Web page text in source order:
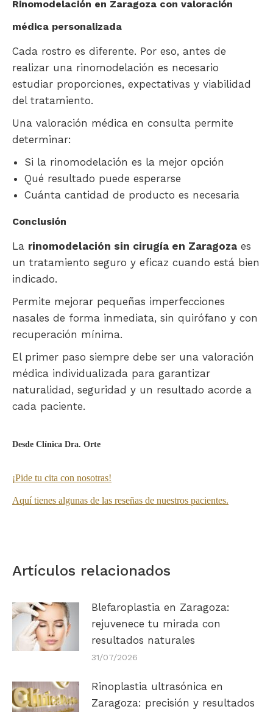
Rinomodelación en Zaragoza con valoración
médica personalizada
Cada rostro es diferente. Por eso, antes de
realizar una rinomodelación es necesario
estudiar proporciones, expectativas y viabilidad
del tratamiento.
Una valoración médica en consulta permite
determinar:
Si la rinomodelación es la mejor opción
Qué resultado puede esperarse
Cuánta cantidad de producto es necesaria
Conclusión
La rinomodelación sin cirugía en Zaragoza es
un tratamiento seguro y eficaz cuando está bien
indicado.
Permite mejorar pequeñas imperfecciones
nasales de forma inmediata, sin quirófano y con
recuperación mínima.
El primer paso siempre debe ser una valoración
médica individualizada para garantizar
naturalidad, seguridad y un resultado acorde a
cada paciente.
Desde Clínica Dra. Orte
¡Pide tu cita con nosotras!
Aquí tienes algunas de las reseñas de nuestros pacientes.
Artículos relacionados
Blefaroplastia en Zaragoza:
rejuvenece tu mirada con
resultados naturales
31/07/2026
Rinoplastia ultrasónica en
Zaragoza: precisión y resultados